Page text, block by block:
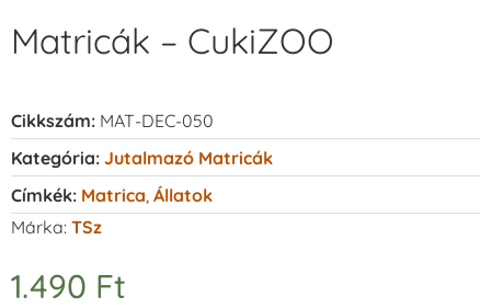
Matricák – CukiZOO
Cikkszám: MAT-DEC-050
Kategória: Jutalmazó Matricák
Címkék: Matrica Állatok
Márka: TSz
1.490 Ft